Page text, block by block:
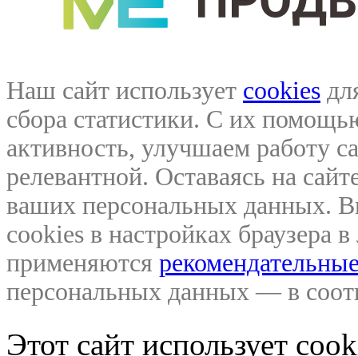
Наш сайт использует cookies
сбора статистики. С их
активность, улучшаем работу
релевантной. Оставаясь на
ваших персональных данных.
cookies в настройках браузера
применяются
персональных данных — в
Этот сайт использует